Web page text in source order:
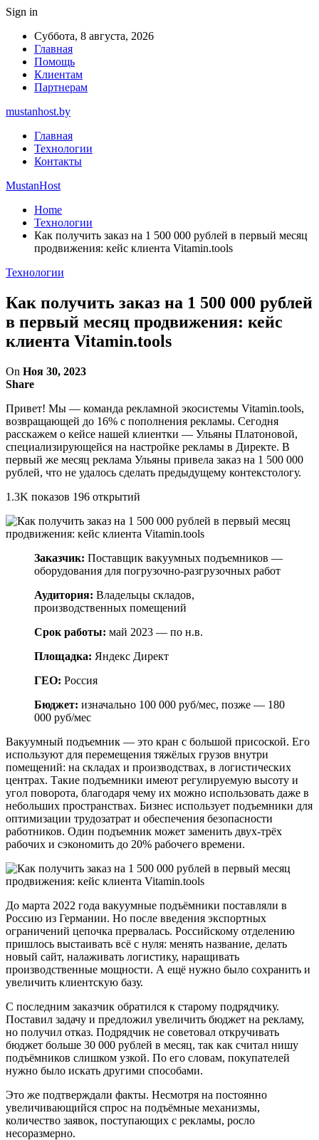
Sign in
Суббота, 8 августа, 2026
Главная
Помощь
Клиентам
Партнерам
mustanhost.by
Главная
Технологии
Контакты
MustanHost
Home
Технологии
Как получить заказ на 1 500 000 рублей в первый месяц
продвижения: кейс клиента Vitamin.tools
Технологии
Как получить заказ на 1 500 000 рублей
в первый месяц продвижения: кейс
клиента Vitamin.tools
On Ноя 30, 2023
Share
Привет! Мы — команда рекламной экосистемы Vitamin.tools,
возвращающей до 16% с пополнения рекламы. Сегодня
расскажем о кейсе нашей клиентки — Ульяны Платоновой,
специализирующейся на настройке рекламы в Директе. В
первый же месяц реклама Ульяны привела заказ на 1 500 000
рублей, что не удалось сделать предыдущему контекстологу.
1.3K показов 196 открытий
Заказчик: Поставщик вакуумных подъемников —
оборудования для погрузочно-разгрузочных работ
Аудитория: Владельцы складов,
производственных помещений
Срок работы: май 2023 — по н.в.
Площадка: Яндекс Директ
ГЕО: Россия
Бюджет: изначально 100 000 руб/мес, позже — 180
000 руб/мес
Вакуумный подъемник — это кран с большой присоской. Его
используют для перемещения тяжёлых грузов внутри
помещений: на складах и производствах, в логистических
центрах. Такие подъемники имеют регулируемую высоту и
угол поворота, благодаря чему их можно использовать даже в
небольших пространствах. Бизнес использует подъемники для
оптимизации трудозатрат и обеспечения безопасности
работников. Один подъемник может заменить двух-трёх
рабочих и сэкономить до 20% рабочего времени.
До марта 2022 года вакуумные подъёмники поставляли в
Россию из Германии. Но после введения экспортных
ограничений цепочка прервалась. Российскому отделению
пришлось выстаивать всё с нуля: менять название, делать
новый сайт, налаживать логистику, наращивать
производственные мощности. А ещё нужно было сохранить и
увеличить клиентскую базу.
С последним заказчик обратился к старому подрядчику.
Поставил задачу и предложил увеличить бюджет на рекламу,
но получил отказ. Подрядчик не советовал откручивать
бюджет больше 30 000 рублей в месяц, так как считал нишу
подъёмников слишком узкой. По его словам, покупателей
нужно было искать другими способами.
Это же подтверждали факты. Несмотря на постоянно
увеличивающийся спрос на подъёмные механизмы,
количество заявок, поступающих с рекламы, росло
несоразмерно.